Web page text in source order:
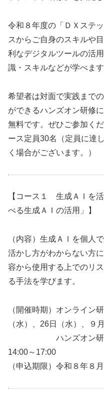
令和８年度の「ＤＸステ
スからご自身のスキルや
利なデジタルツールの活
識・スキルなどが学べます
希望者は対面で実践まで
ができるハンズオン研修
無料です。ぜひご参加く
ース定員30名（定員に達
く場合がございます。）
【コース１ 生成ＡＩを
べる生成ＡＩの活用」】
（内容）生成ＡＩを個人
活かし方がわからない方
容から使用する上でのリ
る手法を学びます。
（開催時期）オンライン
（水）、26日（水）、９
ハンズオン研修：
14:00～17:00
（申込期限）令和８年８月